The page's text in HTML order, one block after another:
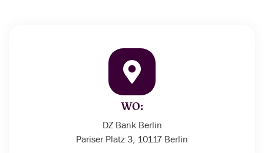
WO:
DZ Bank Berlin
Pariser Platz 3, 10117 Berlin